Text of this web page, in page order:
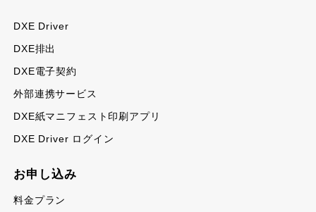
DXE Driver
DXE排出
DXE電子契約
外部連携サービス
DXE紙マニフェスト印刷アプリ
DXE Driver ログイン
お申し込み
料金プラン